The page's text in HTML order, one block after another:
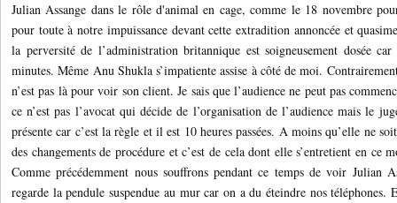
Julian Assange dans le rôle d'animal en cage, comme le 18 novembre
pour toute à notre impuissance devant cette extradition annoncée et
la perversité de l’administration britannique est soigneusement dosée
minutes. Même Anu Shukla s’impatiente assise à côté de moi.
n’est pas là pour voir son client. Je sais que l’audience ne peut pas
ce n’est pas l’avocat qui décide de l’organisation de l’audience mais le
présente car c’est la règle et il est 10 heures passées. A moins qu’elle ne
des changements de procédure et c’est de cela dont elle s’entretient en ce
Comme précédemment nous souffrons pendant ce temps de voir Julian
regarde la pendule suspendue au mur car on a du éteindre nos téléphones.